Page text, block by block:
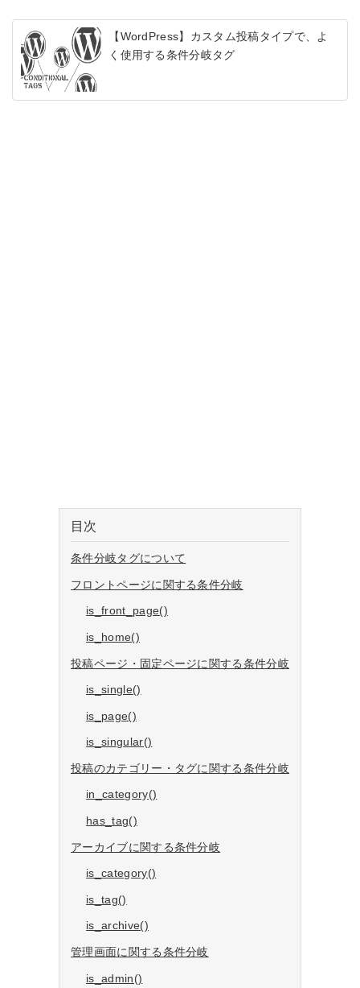
【WordPress】カスタム投稿タイプで、よ
く使用する条件分岐タグ
目次
条件分岐タグについて
フロントページに関する条件分岐
is_front_page()
is_home()
投稿ページ・固定ページに関する条件分岐
is_single()
is_page()
is_singular()
投稿のカテゴリー・タグに関する条件分岐
in_category()
has_tag()
アーカイブに関する条件分岐
is_category()
is_tag()
is_archive()
管理画面に関する条件分岐
is_admin()